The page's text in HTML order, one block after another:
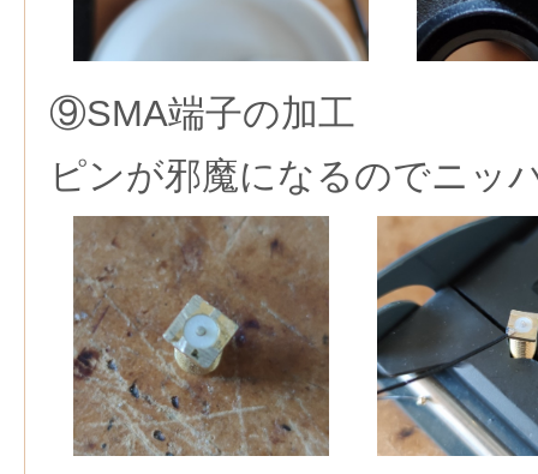
⑨SMA端子の加工
ピンが邪魔になるのでニッ